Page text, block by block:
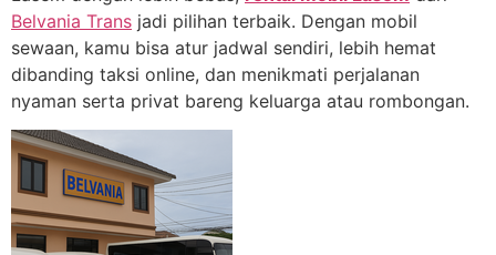
Belvania Trans jadi pilihan terbaik. Dengan mobil
sewaan, kamu bisa atur jadwal sendiri, lebih hemat
dibanding taksi online, dan menikmati perjalanan
nyaman serta privat bareng keluarga atau rombongan.